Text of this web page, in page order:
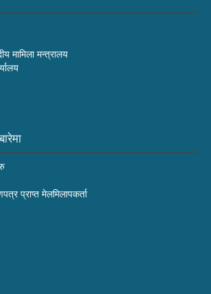
मामिला मन्त्रालय
प्राप्त मेलमिलापकर्ता